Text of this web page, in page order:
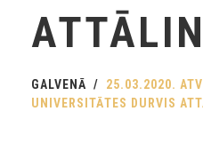
GALVENĀ
25.03.2020.
UNIVERSITĀTES DURVIS